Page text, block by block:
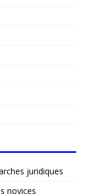
juridiques
novices